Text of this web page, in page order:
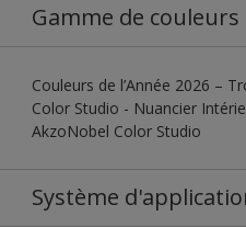
Gamme de couleurs
Couleurs de l’Année 2026 –
Color Studio - Nuancier
AkzoNobel Color Studio
Système